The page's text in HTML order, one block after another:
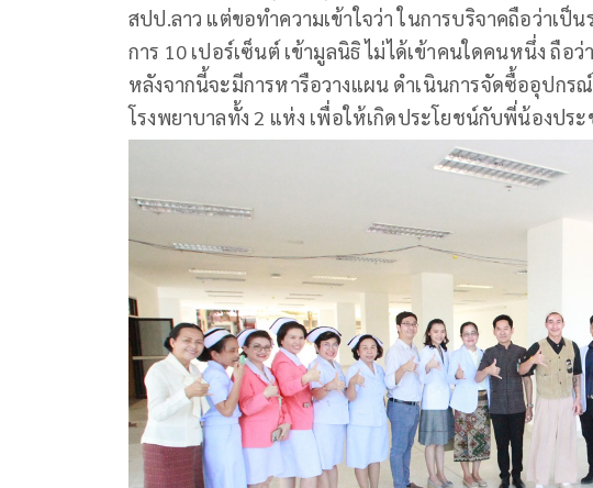
สปป.ลาว แต่ขอทำความเข้าใจว่า ในการบริจาคถือว่าเป็
การ 10 เปอร์เซ็นต์ เข้ามูลนิธิ ไม่ได้เข้าคนใดคนหนึ่ง ถือ
หลังจากนี้จะมีการหารือวางแผน ดำเนินการจัดซื้ออุปกร
โรงพยาบาลทั้ง 2 แห่ง เพื่อให้เกิดประโยชน์กับพี่น้องปร